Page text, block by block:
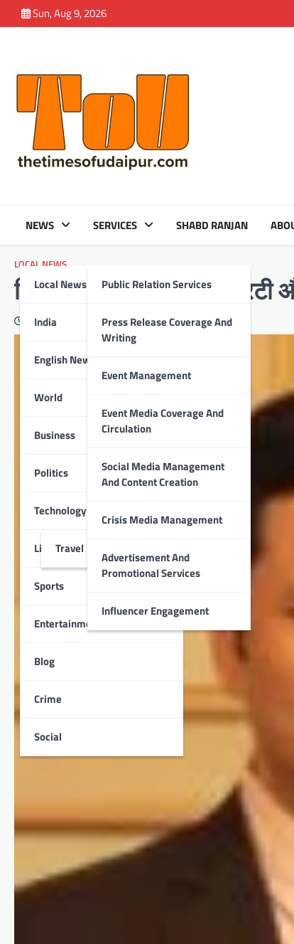
to
Sun, Aug 9, 2026
NEWS
Local News
India
English News
World
Business
Politics
Technology
Lifestyle
Travel
Sports
Entertainment
Blog
Crime
Social
SERVICES
Public Relation Services
Press Release Coverage And
Writing
Event Management
Event Media Coverage And
Circulation
Social Media Management
And Content Creation
Crisis Media Management
Advertisement And
Promotional Services
Influencer Engagement
SHABD RANJAN
LOCAL NEWS
नितिज मुर्डिया नेशननल एआरटी
August 12, 2022